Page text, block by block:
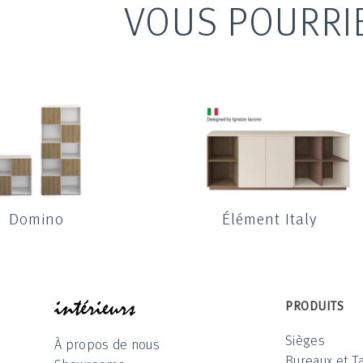
VOUS
Domino Élément Italy
À propos de nous
PRODUITS
Sièges